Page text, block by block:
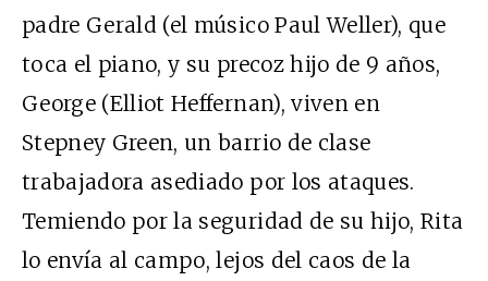
padre Gerald (el músico Paul Weller), que
toca el piano, y su precoz hijo de 9 años,
George (Elliot Heffernan), viven en
Stepney Green, un barrio de clase
trabajadora asediado por los ataques.
Temiendo por la seguridad de su hijo, Rita
lo envía al campo, lejos del caos de la